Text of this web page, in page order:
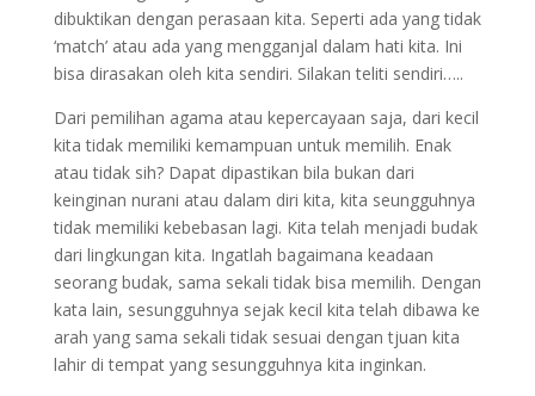
dibuktikan dengan perasaan kita. Seperti ada yang tidak
‘match’ atau ada yang mengganjal dalam hati kita. Ini
bisa dirasakan oleh kita sendiri. Silakan teliti sendiri…..
Dari pemilihan agama atau kepercayaan saja, dari kecil
kita tidak memiliki kemampuan untuk memilih. Enak
atau tidak sih? Dapat dipastikan bila bukan dari
keinginan nurani atau dalam diri kita, kita seungguhnya
tidak memiliki kebebasan lagi. Kita telah menjadi budak
dari lingkungan kita. Ingatlah bagaimana keadaan
seorang budak, sama sekali tidak bisa memilih. Dengan
kata lain, sesungguhnya sejak kecil kita telah dibawa ke
arah yang sama sekali tidak sesuai dengan tjuan kita
lahir di tempat yang sesungguhnya kita inginkan.